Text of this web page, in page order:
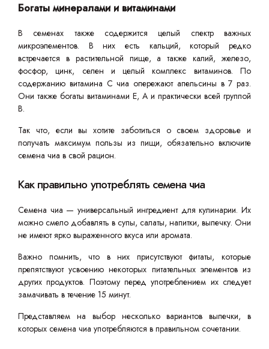
Богаты минералами и витаминами
В семенах также содержится целый спектр важных
микроэлементов. В них есть кальций, который редко
встречается в растительной пище, а также калий, железо,
фосфор, цинк, селен и целый комплекс витаминов. По
содержанию витамина С чиа опережают апельсины в 7 раз.
Они также богаты витаминами E, A и практически всей группой
B.
Так что, если вы хотите заботиться о своем здоровье и
получать максимум пользы из пищи, обязательно включите
семена чиа в свой рацион.
Как правильно употреблять семена чиа
Семена чиа — универсальный ингредиент для кулинарии. Их
можно смело добавлять в супы, салаты, напитки, выпечку. Они
не имеют ярко выраженного вкуса или аромата.
Важно помнить, что в них присутствуют фитаты, которые
препятствуют усвоению некоторых питательных элементов из
других продуктов. Поэтому перед употреблением их следует
замачивать в течение 15 минут.
Представляем на выбор несколько вариантов выпечки, в
которых семена чиа употребляются в правильном сочетании.